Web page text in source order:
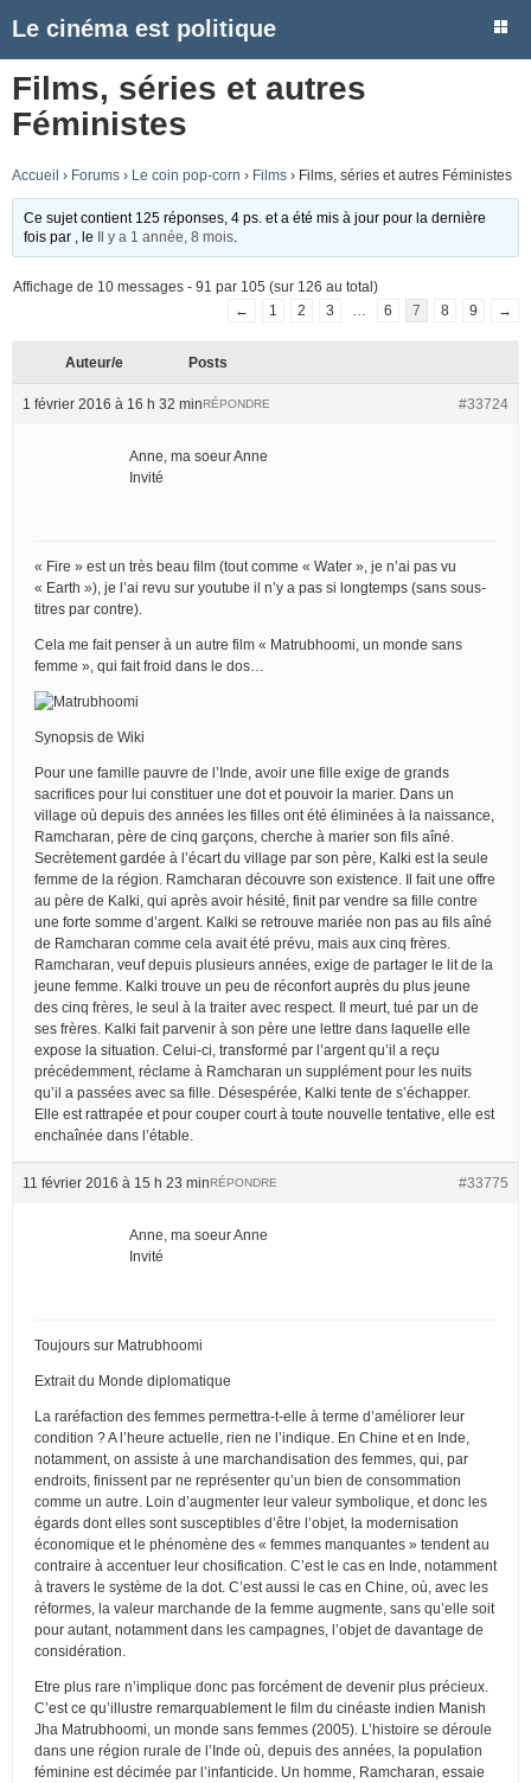
Le cinéma est politique
Films, séries et autres
Féministes
Accueil › Forums › Le coin pop-corn › Films › Films, séries et autres Féministes
Ce sujet contient 125 réponses, 4 ps. et a été mis à jour pour la dernière
fois par
, le Il y a 1 année, 8 mois
Affichage de 10 messages - 91 par 105 (sur 126 au total)
←
1 2 3 6 7 8 9 →
Auteur/e Posts
1 février 2016 à 16 h 32 min #33724
RÉPONDRE
Anne, ma soeur Anne
Invité
« Fire » est un très beau film (tout comme « Water », je n’ai pas vu
« Earth »), je l’ai revu sur youtube il n’y a pas si longtemps (sans sous-
titres par contre).
Cela me fait penser à un autre film « Matrubhoomi, un monde sans
femme », qui fait froid dans le dos…
Synopsis de Wiki
Pour une famille pauvre de l’Inde, avoir une fille exige de grands
sacrifices pour lui constituer une dot et pouvoir la marier. Dans un
village où depuis des années les filles ont été éliminées à la naissance,
Ramcharan, père de cinq garçons, cherche à marier son fils aîné.
Secrètement gardée à l’écart du village par son père, Kalki est la seule
femme de la région. Ramcharan découvre son existence. Il fait une offre
au père de Kalki, qui après avoir hésité, finit par vendre sa fille contre
une forte somme d’argent. Kalki se retrouve mariée non pas au fils aîné
de Ramcharan comme cela avait été prévu, mais aux cinq frères.
Ramcharan, veuf depuis plusieurs années, exige de partager le lit de la
jeune femme. Kalki trouve un peu de réconfort auprès du plus jeune
des cinq frères, le seul à la traiter avec respect. Il meurt, tué par un de
ses frères. Kalki fait parvenir à son père une lettre dans laquelle elle
expose la situation. Celui-ci, transformé par l’argent qu’il a reçu
précédemment, réclame à Ramcharan un supplément pour les nuits
qu’il a passées avec sa fille. Désespérée, Kalki tente de s’échapper.
Elle est rattrapée et pour couper court à toute nouvelle tentative, elle est
enchaînée dans l’étable.
11 février 2016 à 15 h 23 min #33775
RÉPONDRE
Anne, ma soeur Anne
Invité
Toujours sur Matrubhoomi
Extrait du Monde diplomatique
La raréfaction des femmes permettra-t-elle à terme d’améliorer leur
condition ? A l’heure actuelle, rien ne l’indique. En Chine et en Inde,
notamment, on assiste à une marchandisation des femmes, qui, par
endroits, finissent par ne représenter qu’un bien de consommation
comme un autre. Loin d’augmenter leur valeur symbolique, et donc les
égards dont elles sont susceptibles d’être l’objet, la modernisation
économique et le phénomène des « femmes manquantes » tendent au
contraire à accentuer leur chosification. C’est le cas en Inde, notamment
à travers le système de la dot. C’est aussi le cas en Chine, où, avec les
réformes, la valeur marchande de la femme augmente, sans qu’elle soit
pour autant, notamment dans les campagnes, l’objet de davantage de
considération.
Etre plus rare n’implique donc pas forcément de devenir plus précieux.
C’est ce qu’illustre remarquablement le film du cinéaste indien Manish
Jha Matrubhoomi, un monde sans femmes (2005). L’histoire se déroule
dans une région rurale de l’Inde où, depuis des années, la population
féminine est décimée par l’infanticide. Un homme, Ramcharan, essaie